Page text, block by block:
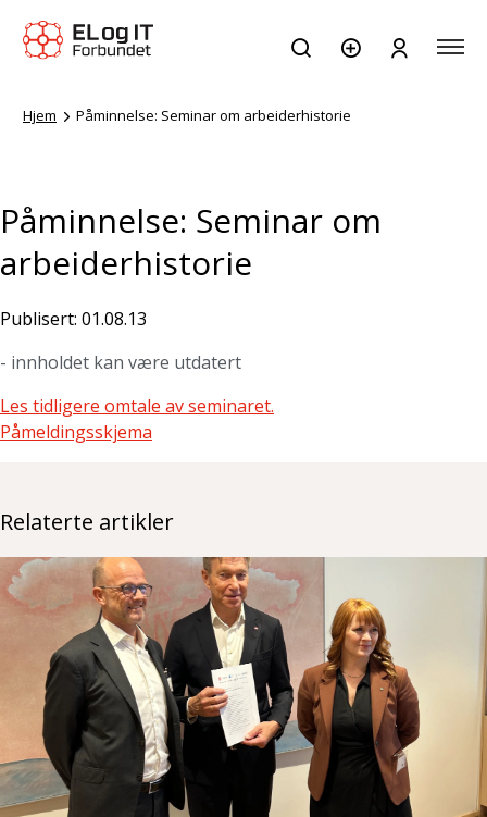
Hjem Påminnelse: Seminar om arbeiderhistorie
Påminnelse: Seminar om
arbeiderhistorie
Publisert: 01.08.13
- innholdet kan være utdatert
Les tidligere omtale av seminaret.
Påmeldingsskjema
Relaterte artikler